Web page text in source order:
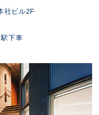
社ビル2F
下車